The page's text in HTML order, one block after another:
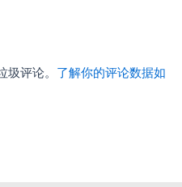
评论。 了解你的评论数据如